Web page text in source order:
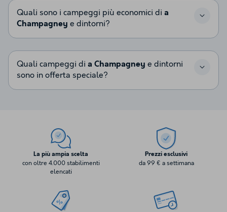
Quali sono i campeggi più economici di a
Champagney e dintorni?
Quali campeggi di a Champagney e dintorni
sono in offerta speciale?
La più ampia scelta
con oltre 4.000 stabilimenti
elencati
Prezzi esclusivi
da 99 € a settimana